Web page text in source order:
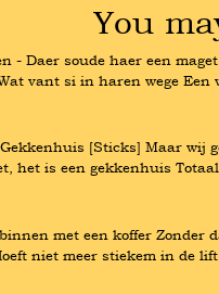
You
- Daer soude haer een
vant si in haren wege
[Sticks] Maar wij
het is een gekkenhuis
met een koffer
niet meer stiekem in de